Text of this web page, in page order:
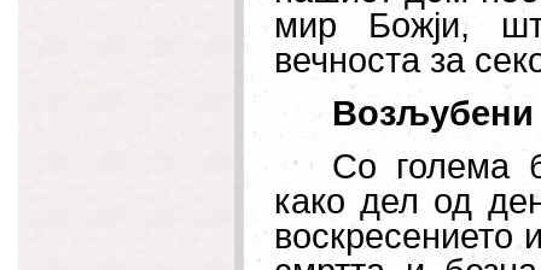
мир Божји,
вечноста за
Возљубени
Со голема
како дел од
воскресението